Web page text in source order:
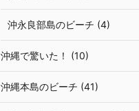
沖永良部島のビーチ (4)
沖縄で驚いた！ (10)
沖縄本島のビーチ (41)